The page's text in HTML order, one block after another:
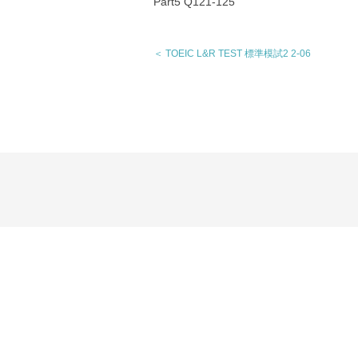
＜ TOEIC L&R TEST 標準模試2 2-06